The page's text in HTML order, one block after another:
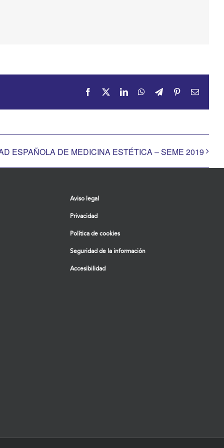
Facebook LinkedInWhatsApp
TelegramPinterestCorreo
ESPAÑOLA DE MEDICINA ESTÉTICA – SEME 2019
Aviso legal
Privacidad
Política de cookies
Seguridad de la información
Accesibilidad